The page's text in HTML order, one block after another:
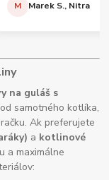
M Marek S., Nitra
na guláš s
samotného kotlíka,
Ak preferujete
a kotlinové
a maximálne